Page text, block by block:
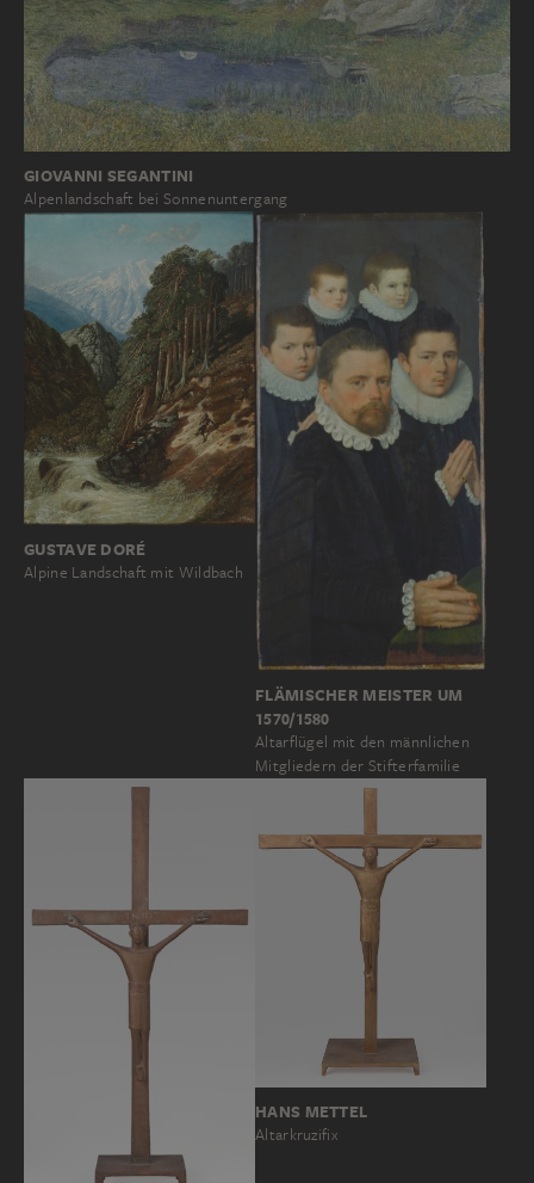
GIOVANNI SEGANTINI
Alpenlandschaft bei Sonnenuntergang
GUSTAVE DORÉ
Alpine Landschaft mit Wildbach
FLÄMISCHER MEISTER UM
1570/1580
Altarflügel mit den männlichen
Mitgliedern der Stifterfamilie
HANS METTEL
Altarkruzifix